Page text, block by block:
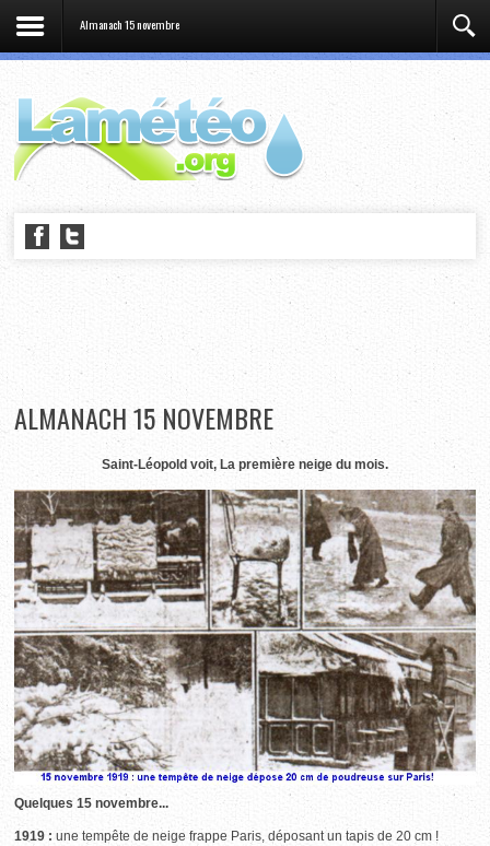
Almanach 15 novembre
ALMANACH 15 NOVEMBRE
Saint-Léopold voit, La première neige du mois.
Quelques 15 novembre...
1919 : une tempête de neige frappe Paris, déposant un tapis de 20 cm !